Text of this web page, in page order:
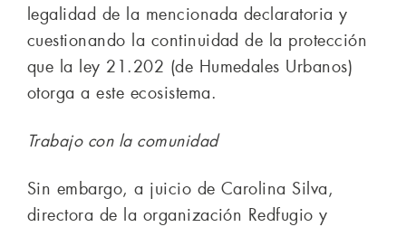
legalidad de la mencionada declaratoria y
cuestionando la continuidad de la protección
que la ley 21.202 (de Humedales Urbanos)
otorga a este ecosistema.
Trabajo con la comunidad
Sin embargo, a juicio de Carolina Silva,
directora de la organización Redfugio y